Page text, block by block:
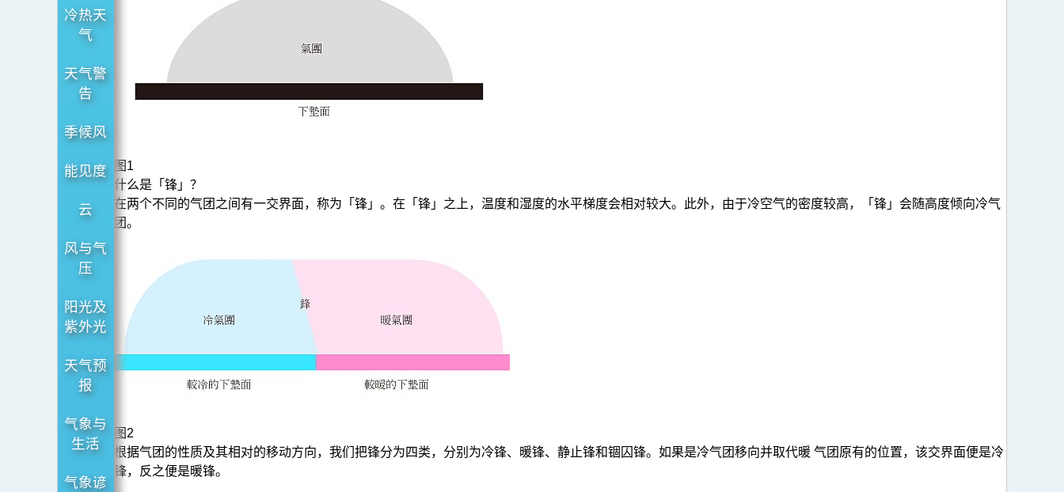
冷热天
气
天气警
告
季候风
能见度
云
风与气
压
阳光及
紫外光
天气预
报
气象与
生活
气象谚
图1
什么是「锋」？
在两个不同的气团之间有一交界面，称为「锋」。在「锋」之上，温度和湿度的水平梯度会相对较大。此外，由于冷空气的密度较高，「锋」会随高度倾向冷气
团。
图2
根据气团的性质及其相对的移动方向，我们把锋分为四类，分别为冷锋、暖锋、静止锋和锢囚锋。如果是冷气团移向并取代暖 气团原有的位置，该交界面便是冷
锋，反之便是暖锋。